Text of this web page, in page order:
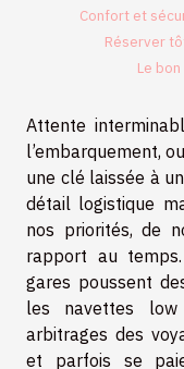
Confort et
Réserver
Le
Attente
l’embarquement,
une clé laissée à
détail logistique
nos priorités, de
rapport au
gares poussent
les navettes
arbitrages des
et parfois se